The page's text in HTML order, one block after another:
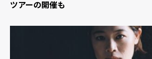
ツアーの開催も